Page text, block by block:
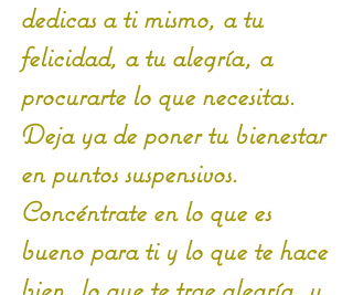
dedicas a ti mismo, a tu
felicidad, a tu alegría, a
procurarte lo que necesitas.
Deja ya de poner tu bienestar
en puntos suspensivos.
Concéntrate en lo que es
bueno para ti y lo que te hace
bien, lo que te trae alegría, y